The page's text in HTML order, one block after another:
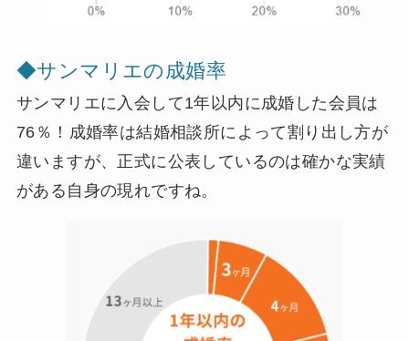
◆サンマリエの成婚率
サンマリエに入会して1年以内に成婚した会員は
76％！成婚率は結婚相談所によって割り出し方が
違いますが、正式に公表しているのは確かな実績
がある自身の現れですね。